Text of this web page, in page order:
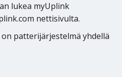
lukea myUplink
nettisivulta.
patterijärjestelmä yhdellä